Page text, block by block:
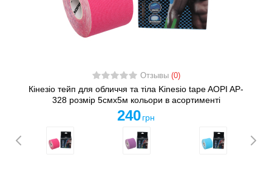
Отзывы (0)
Кінезіо тейп для обличчя та тіла Kinesio tape AOPI AP-
328 розмір 5смх5м кольори в асортименті
240 грн